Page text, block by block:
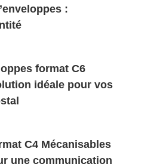
:
format C6
idéale pour vos
C4 Mécanisables
une communication